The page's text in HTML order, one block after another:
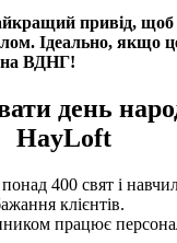
привід, щоб
Ідеально, якщо
на ВДНГ!
день
HayLoft
400 свят і
клієнтів.
працює